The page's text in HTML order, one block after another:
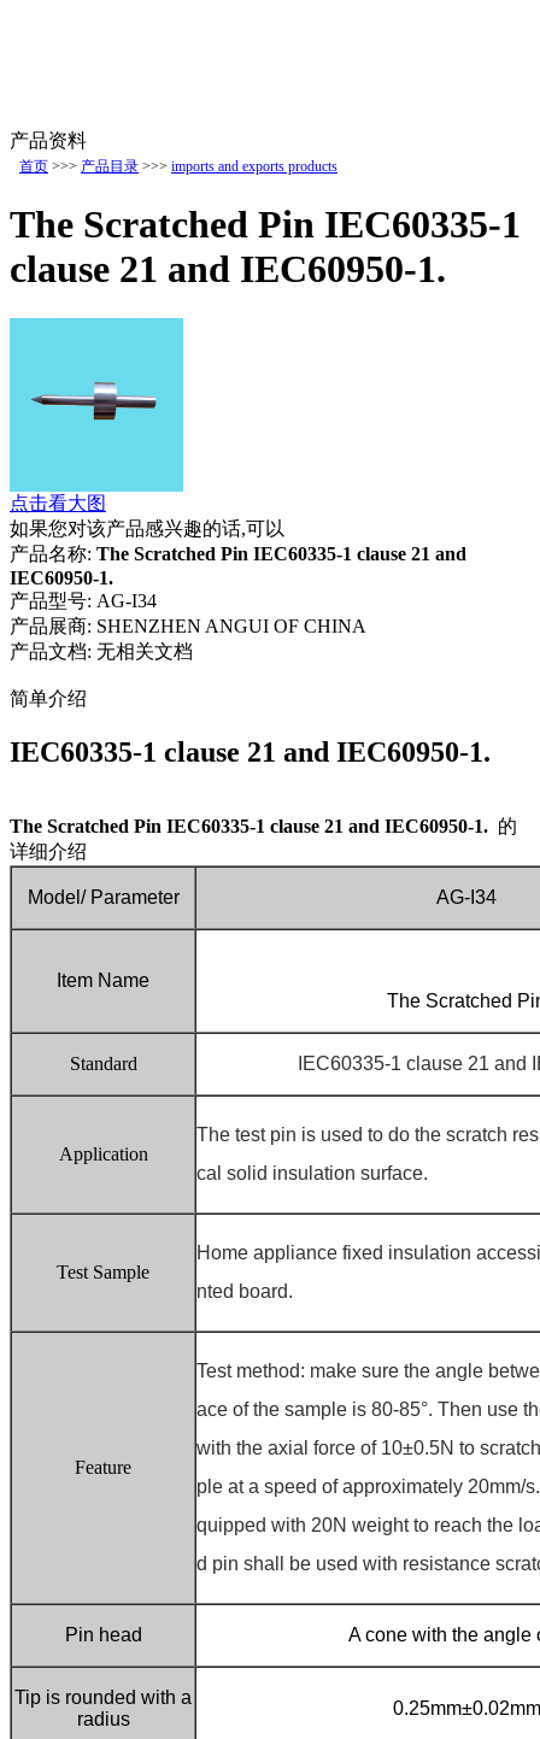
产品资料
首页 >>> 产品目录 >>> imports and exports products
The Scratched Pin IEC60335-1
clause 21 and IEC60950-1.
点击看大图
如果您对该产品感兴趣的话,可以
产品名称: The Scratched Pin IEC60335-1 clause 21 and
IEC60950-1.
产品型号: AG-I34
产品展商: SHENZHEN ANGUI OF CHINA
产品文档: 无相关文档
简单介绍
IEC60335-1 clause 21 and IEC60950-1.
The Scratched Pin IEC60335-1 clause 21 and IEC60950-1. 的
详细介绍
Model/ Parameter AG-I34
Item Name
The Scratched
Standard IEC60335-1 clause 21 and
Application
The test pin is used to do the scratch
cal solid insulation surface.
Test Sample
Home appliance fixed insulation
nted board.
Feature
Test method: make sure the angle
ace of the sample is 80-85°. Then use
with the axial force of 10±0.5N to
ple at a speed of approximately 20mm/
quipped with 20N weight to reach the
d pin shall be used with resistance
Pin head A cone with the angle
Tip is rounded with a
radius
0.25mm±0.02mm